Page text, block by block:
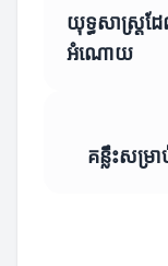
យុទ្ធសាស្ត្រដ
អំណោយ
គន្លឹះសម្